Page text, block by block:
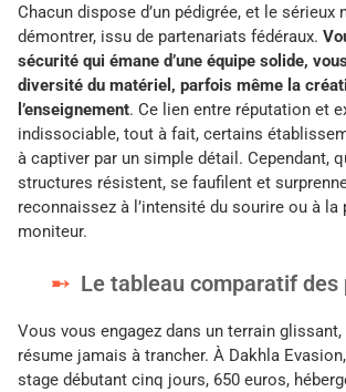
Chacun dispose d’un pédigrée, et le sérieux
démontrer, issu de partenariats fédéraux.
sécurité qui émane d’une équipe solide,
diversité du matériel, parfois même la
l’enseignement. Ce lien entre réputation et
indissociable, tout à fait, certains
à captiver par un simple détail. Cependant,
structures résistent, se faufilent et
reconnaissez à l’intensité du sourire ou à la
moniteur.
Le tableau comparatif des
Vous vous engagez dans un terrain
résume jamais à trancher. À Dakhla
stage débutant cinq jours, 650 euros,